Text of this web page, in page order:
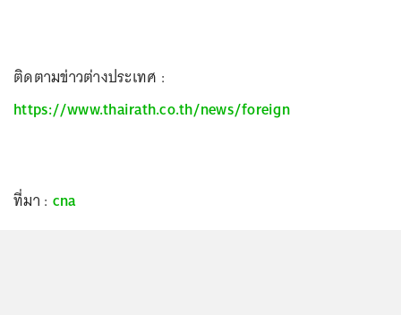
ติดตามข่าวต่างประเทศ :
https://www.thairath.co.th/news/foreign
ที่มา : cna